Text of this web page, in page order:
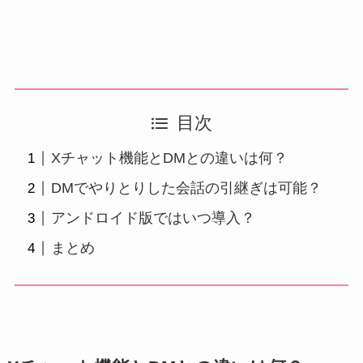
目次
Xチャット機能とDMとの違いは何？
DMでやりとりした会話の引継ぎは可能？
アンドロイド版ではいつ導入？
まとめ